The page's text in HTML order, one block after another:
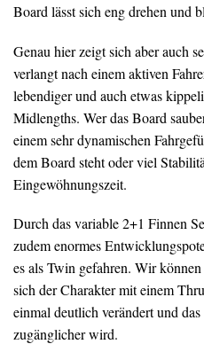
Board lässt sich eng drehen und
Genau hier zeigt sich aber auch
verlangt nach einem aktiven
lebendiger und auch etwas
Midlengths. Wer das Board
einem sehr dynamischen
dem Board steht oder viel
Eingewöhnungszeit.
Durch das variable 2+1 Finnen
zudem enormes
es als Twin gefahren. Wir
sich der Charakter mit einem
einmal deutlich verändert und
zugänglicher wird.